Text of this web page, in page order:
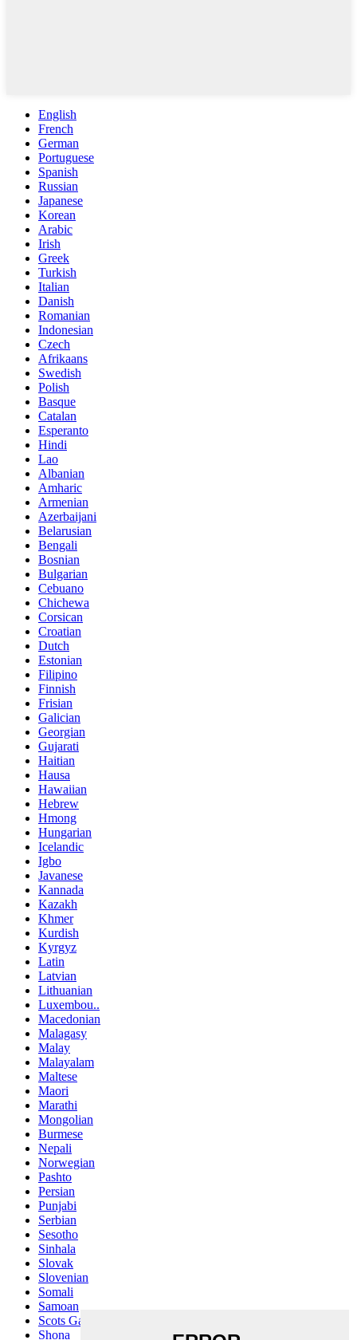
English
French
German
Portuguese
Spanish
Russian
Japanese
Korean
Arabic
Irish
Greek
Turkish
Italian
Danish
Romanian
Indonesian
Czech
Afrikaans
Swedish
Polish
Basque
Catalan
Esperanto
Hindi
Lao
Albanian
Amharic
Armenian
Azerbaijani
Belarusian
Bengali
Bosnian
Bulgarian
Cebuano
Chichewa
Corsican
Croatian
Dutch
Estonian
Filipino
Finnish
Frisian
Galician
Georgian
Gujarati
Haitian
Hausa
Hawaiian
Hebrew
Hmong
Hungarian
Icelandic
Igbo
Javanese
Kannada
Kazakh
Khmer
Kurdish
Kyrgyz
Latin
Latvian
Lithuanian
Luxembou..
Macedonian
Malagasy
Malay
Malayalam
Maltese
Maori
Marathi
Mongolian
Burmese
Nepali
Norwegian
Pashto
Persian
Punjabi
Serbian
Sesotho
Sinhala
Slovak
Slovenian
Somali
Samoan
Scots Gaelic
Shona